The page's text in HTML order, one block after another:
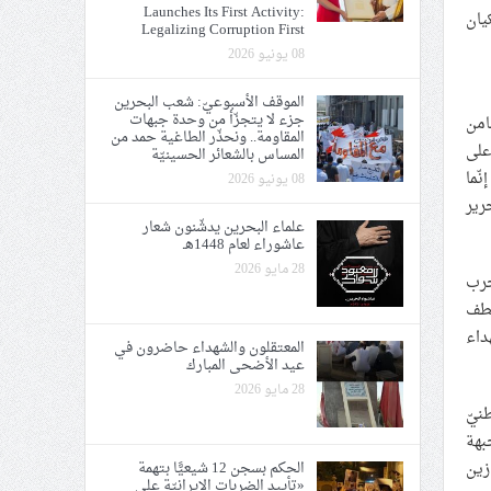
Launches Its First Activity:
Legalizing Corruption First
08 يونيو 2026
الموقف الأسبوعيّ: شعب البحرين
جزء لا يتجزّأ من وحدة جبهات
المقاومة.. ونحذّر الطاغية حمد من
المساس بالشعائر الحسينيّة
08 يونيو 2026
علماء البحرين يدشّنون شعار
عاشوراء لعام 1448هـ
28 مايو 2026
المعتقلون والشهداء حاضرون في
عيد الأضحى المبارك
28 مايو 2026
الحكم بسجن 12 شيعيًّا بتهمة